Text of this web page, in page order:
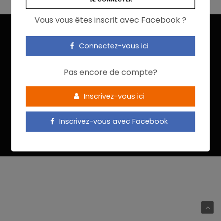
Vous vous êtes inscrit avec Facebook ?
Connectez-vous ici
Pas encore de compte?
Inscrivez-vous ici
Inscrivez-vous avec Facebook
ACCUEIL JE M’INSCRIS
NOUS CONTACTER
MENTIONS LÉGALES
POLITIQUE DE CONFIDENTIALITÉ
Food In Action © 2022